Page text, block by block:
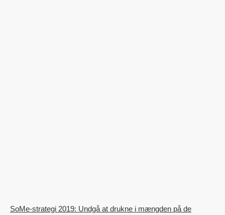
SoMe-strategi 2019: Undgå at drukne i mængden på de